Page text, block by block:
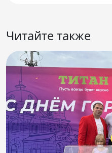
Читайте также